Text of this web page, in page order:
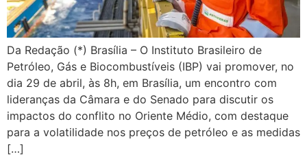
Da Redação (*) Brasília – O Instituto Brasileiro de
Petróleo, Gás e Biocombustíveis (IBP) vai promover, no
dia 29 de abril, às 8h, em Brasília, um encontro com
lideranças da Câmara e do Senado para discutir os
impactos do conflito no Oriente Médio, com destaque
para a volatilidade nos preços de petróleo e as medidas
[…]